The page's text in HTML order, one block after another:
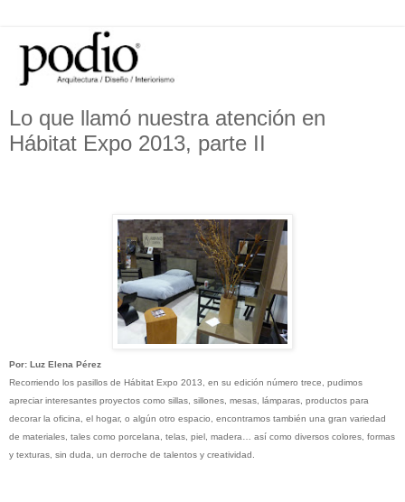
Lo que llamó nuestra atención en
Hábitat Expo 2013, parte II
Por: Luz Elena Pérez
Recorriendo los pasillos de Hábitat Expo 2013, en su edición número trece, pudimos
apreciar interesantes proyectos como sillas, sillones, mesas, lámparas, productos para
decorar la oficina, el hogar, o algún otro espacio, encontramos también una gran variedad
de materiales, tales como porcelana, telas, piel, madera… así como diversos colores, formas
y texturas, sin duda, un derroche de talentos y creatividad.